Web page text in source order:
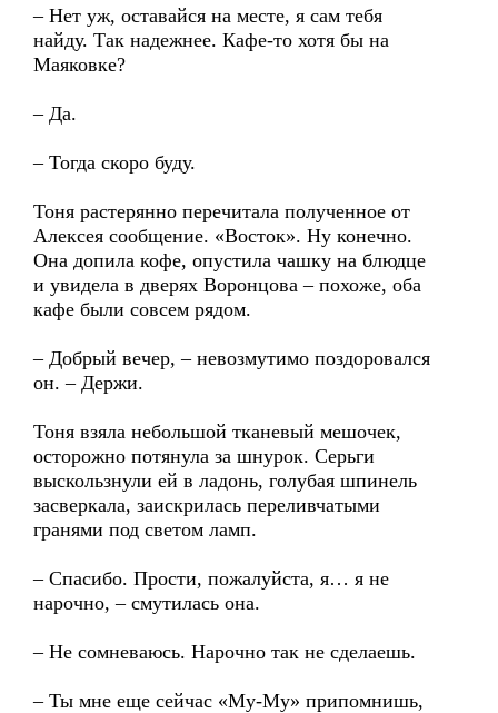
– Нет уж, оставайся на месте, я сам тебя
найду. Так надежнее. Кафе-то хотя бы на
Маяковке?
– Да.
– Тогда скоро буду.
Тоня растерянно перечитала полученное от
Алексея сообщение. «Восток». Ну конечно.
Она допила кофе, опустила чашку на блюдце
и увидела в дверях Воронцова – похоже, оба
кафе были совсем рядом.
– Добрый вечер, – невозмутимо поздоровался
он. – Держи.
Тоня взяла небольшой тканевый мешочек,
осторожно потянула за шнурок. Серьги
выскользнули ей в ладонь, голубая шпинель
засверкала, заискрилась переливчатыми
гранями под светом ламп.
– Спасибо. Прости, пожалуйста, я… я не
нарочно, – смутилась она.
– Не сомневаюсь. Нарочно так не сделаешь.
– Ты мне еще сейчас «Му-Му» припомнишь,